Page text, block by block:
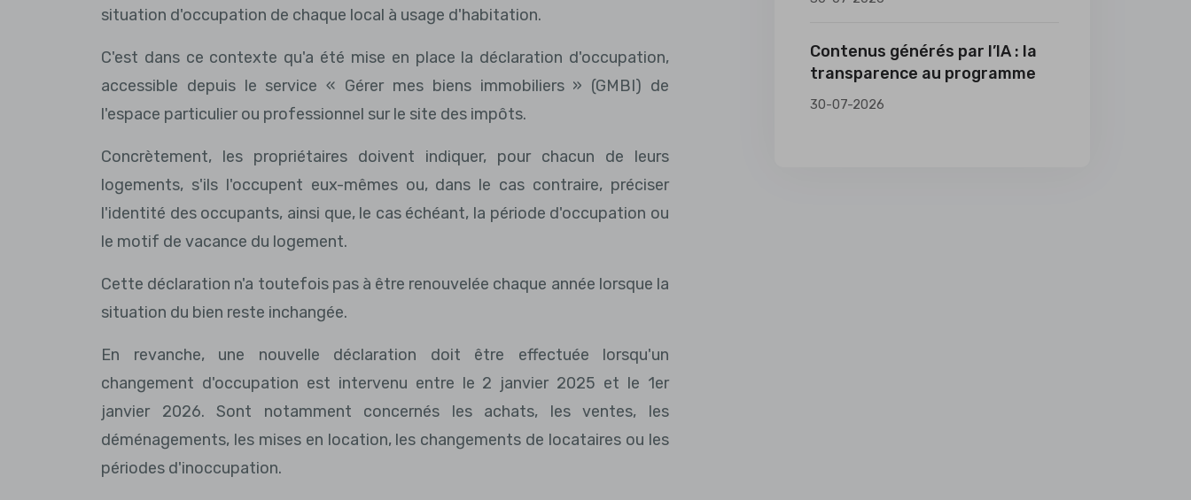
situation d'occupation de chaque local à usage d'habitation.
C'est dans ce contexte qu'a été mise en place la déclaration d'occupation,
accessible depuis le service « Gérer mes biens immobiliers » (GMBI) de
l'espace particulier ou professionnel sur le site des impôts.
Concrètement, les propriétaires doivent indiquer, pour chacun de leurs
logements, s'ils l'occupent eux-mêmes ou, dans le cas contraire, préciser
l'identité des occupants, ainsi que, le cas échéant, la période d'occupation ou
le motif de vacance du logement.
Cette déclaration n'a toutefois pas à être renouvelée chaque année lorsque la
situation du bien reste inchangée.
En revanche, une nouvelle déclaration doit être effectuée lorsqu'un
changement d'occupation est intervenu entre le 2 janvier 2025 et le 1er
janvier 2026. Sont notamment concernés les achats, les ventes, les
déménagements, les mises en location, les changements de locataires ou les
périodes d'inoccupation.
Contenus générés par l’IA : la
transparence au programme
30-07-2026